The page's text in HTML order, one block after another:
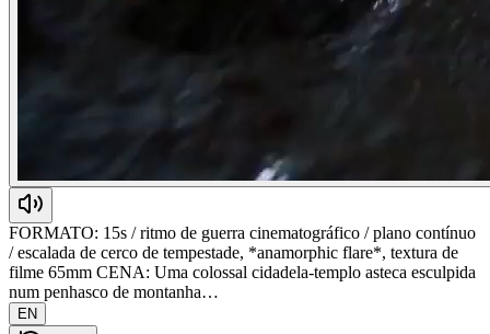
FORMATO: 15s / ritmo de guerra cinematográfico / plano contínuo
/ escalada de cerco de tempestade, *anamorphic flare*, textura de
filme 65mm CENA: Uma colossal cidadela-templo asteca esculpida
num penhasco de montanha…
EN